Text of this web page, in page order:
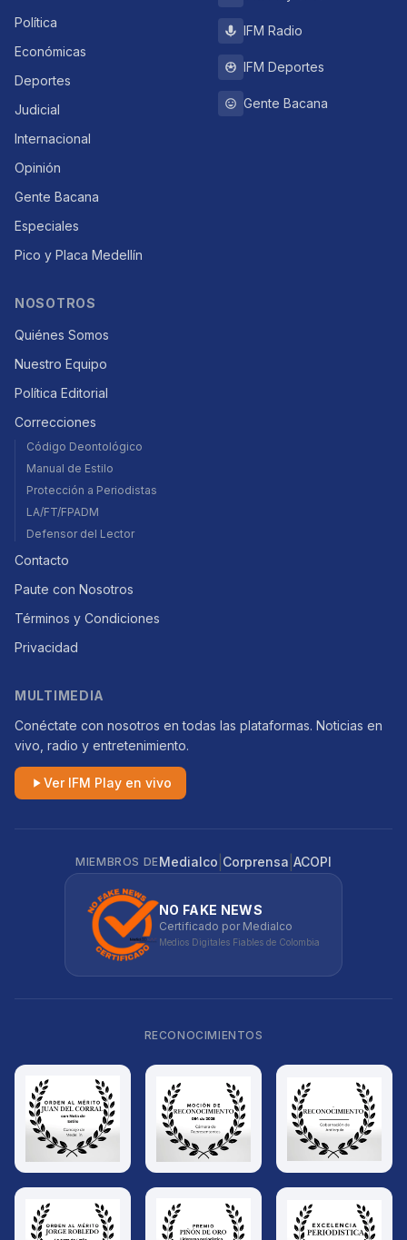
Política
Económicas
Deportes
Judicial
Internacional
Opinión
Gente Bacana
Especiales
Pico y Placa Medellín
IFM Radio
IFM Deportes
Gente Bacana
NOSOTROS
Quiénes Somos
Nuestro Equipo
Política Editorial
Correcciones
Código Deontológico
Manual de Estilo
Protección a Periodistas
LA/FT/FPADM
Defensor del Lector
Contacto
Paute con Nosotros
Términos y Condiciones
Privacidad
MULTIMEDIA
Conéctate con nosotros en todas las plataformas. Noticias en
vivo, radio y entretenimiento.
Ver IFM Play en vivo
MIEMBROS DEMedialco Corprensa ACOPI
NO FAKE NEWS
Certificado por Medialco
Medios Digitales Fiables de Colombia
RECONOCIMIENTOS